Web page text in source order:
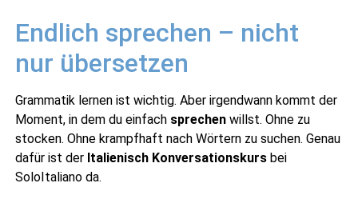
Endlich sprechen – nicht
nur übersetzen
Grammatik lernen ist wichtig. Aber irgendwann kommt der
Moment, in dem du einfach sprechenwillst. Ohne zu
stocken. Ohne krampfhaft nach Wörtern zu suchen. Genau
dafür ist der Italienisch Konversationskursbei
SoloItaliano da.
SoloItaliano